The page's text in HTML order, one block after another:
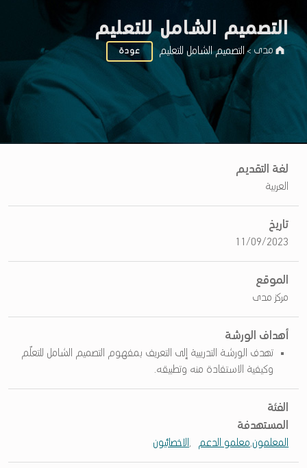
التصميم الشامل للتعليم
مدى > التصميم الشامل للتعليم عودة
ا
ل
ت
ص
م
ي
م
ا
ا
م
ل
ل
لغة التقديم
العربية
تاريخ
11/09/2023
الموقع
مركز مدى
أهداف الورشة
تهدف الورشة التدريبية إلى التعريف بمفهوم التصميم الشامل للتعلّم
وكيفية الاستفادة منه وتطبيقه.
الفئة
المستهدفة
المعلمون,معلمو الدعم , الاخصائيون